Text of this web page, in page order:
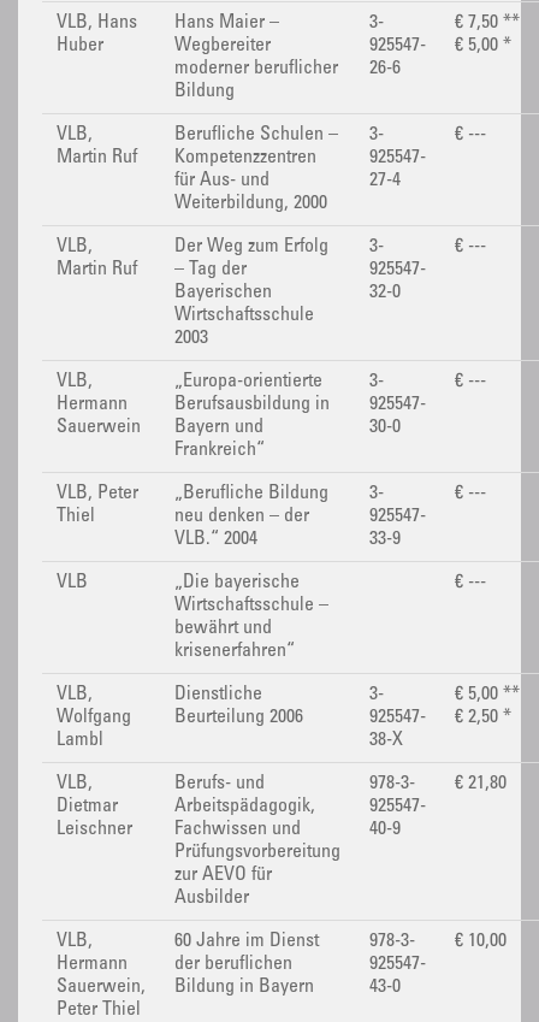
VLB, Hans
Huber
Hans Maier –
Wegbereiter
moderner beruflicher
Bildung
3-
925547-
26-6
€ 7,50 **
€ 5,00 *
VLB,
Martin Ruf
Berufliche Schulen –
Kompetenzzentren
für Aus- und
Weiterbildung, 2000
3-
925547-
27-4
€ ---
VLB,
Martin Ruf
Der Weg zum Erfolg
– Tag der
Bayerischen
Wirtschaftsschule
2003
3-
925547-
32-0
€ ---
VLB,
Hermann
Sauerwein
„Europa-orientierte
Berufsausbildung in
Bayern und
Frankreich“
3-
925547-
30-0
€ ---
VLB, Peter
Thiel
„Berufliche Bildung
neu denken – der
VLB.“ 2004
3-
925547-
33-9
€ ---
VLB
„Die bayerische
Wirtschaftsschule –
bewährt und
krisenerfahren“
€ ---
VLB,
Wolfgang
Lambl
Dienstliche
Beurteilung 2006
3-
925547-
38-X
€ 5,00 **
€ 2,50 *
VLB,
Dietmar
Leischner
Berufs- und
Arbeitspädagogik,
Fachwissen und
Prüfungsvorbereitung
zur AEVO für
Ausbilder
978-3-
925547-
40-9
€ 21,80
VLB,
Hermann
Sauerwein,
Peter Thiel
60 Jahre im Dienst
der beruflichen
Bildung in Bayern
978-3-
925547-
43-0
€ 10,00